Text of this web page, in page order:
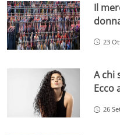
Il
23
A chi
Ecco
26